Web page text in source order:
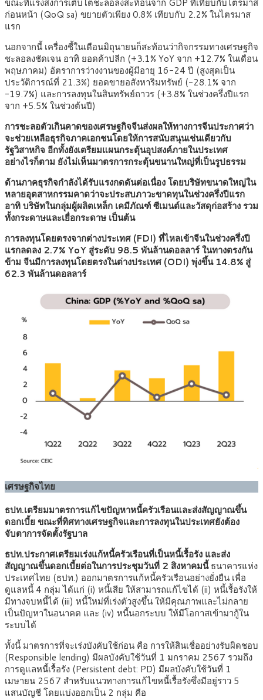
ขณะที่แรงส่งการเติบโตชะลอลงสะท้อนจาก GDP ที่เทียบกับไตรมาส
ก่อนหน้า (QoQ sa) ขยายตัวเพียง 0.8% เทียบกับ 2.2% ในไตรมาส
แรก
นอกจากนี้ เครื่องชี้ในเดือนมิถุนายนก็สะท้อนว่ากิจกรรมทางเศรษฐกิจ
ชะลอลงชัดเจน อาทิ ยอดค้าปลีก (+3.1% YoY จาก +12.7% ในเดือน
พฤษภาคม) อัตราการว่างงานของผู้มีอายุ 16-24 ปี (สูงสุดเป็น
ประวัติการณ์ที่ 21.3%) ยอดขายอสังหาริมทรัพย์ (-28.1% จาก
-19.7%) และการลงทุนในสินทรัพย์ถาวร (+3.8% ในช่วงครึ่งปีแรก
จาก +5.5% ในช่วงต้นปี)
การชะลอตัวเกินคาดของเศรษฐกิจจีนส่งผลให้ทางการจีนประกาศว่า
จะช่วยเหลือธุรกิจภาคเอกชนโดยให้การสนับสนุนเช่นเดียวกับ
รัฐวิสาหกิจ อีกทั้งยังเตรียมแผนกระตุ้นอุปสงค์ภายในประเทศ
อย่างไรก็ตาม ยังไม่เห็นมาตรการกระตุ้นขนานใหญ่ที่เป็นรูปธรรม
ด้านภาคธุรกิจกำลังได้รับแรงกดดันต่อเนื่อง โดยบริษัทขนาดใหญ่ใน
หลายอุตสาหกรรมคาดว่าจะประสบภาวะขาดทุนในช่วงครึ่งปีแรก
อาทิ บริษัทในกลุ่มผู้ผลิตเหล็ก เคมีภัณฑ์ ซีเมนต์และวัสดุก่อสร้าง รวม
ทั้งกระดาษและเยื่อกระดาษ เป็นต้น
การลงทุนโดยตรงจากต่างประเทศ (FDI) ที่ไหลเข้าจีนในช่วงครึ่งปี
แรกลดลง 2.7% YoY สู่ระดับ 98.5 พันล้านดอลลาร์ ในทางตรงกัน
ข้าม จีนมีการลงทุนโดยตรงในต่างประเทศ (ODI) พุ่งขึ้น 14.8% สู่
62.3 พันล้านดอลลาร์
เศรษฐกิจไทย
ธปท.เตรียมมาตรการแก้ไขปัญหาหนี้ครัวเรือนและส่งสัญญาณขึ้น
ดอกเบี้ย ขณะที่ทิศทางเศรษฐกิจและการลงทุนในประเทศยังต้อง
จับตาการจัดตั้งรัฐบาล
ธปท.ประกาศเตรียมเร่งแก้หนี้ครัวเรือนที่เป็นหนี้เรื้อรัง และส่ง
สัญญาณขึ้นดอกเบี้ยต่อในการประชุมวันที่ 2 สิงหาคมนี้ธนาคารแห่ง
ประเทศไทย (ธปท.) ออกมาตรการแก้หนี้ครัวเรือนอย่างยั่งยืน เพื่อ
ดูแลหนี้ 4 กลุ่ม ได้แก่ (i) หนี้เสีย ให้สามารถแก้ไขได้ (ii) หนี้เรื้อรังให้
มีทางจบหนี้ได้ (iii) หนี้ใหม่ที่เร่งตัวสูงขึ้น ให้มีคุณภาพและไม่กลาย
เป็นปัญหาในอนาคต และ (iv) หนี้นอกระบบ ให้มีโอกาสเข้ามากู้ใน
ระบบได้
ทั้งนี้ มาตรการที่จะเร่งบังคับใช้ก่อน คือ การให้สินเชื่ออย่างรับผิดชอบ
(Responsible lending) มีผลบังคับใช้วันที่ 1 มกราคม 2567 รวมถึง
การดูแลหนี้เรื้อรัง (Persistent debt: PD) มีผลบังคับใช้วันที่ 1
เมษายน 2567 สำหรับแนวทางการแก้ไขหนี้เรื้อรังซึ่งมีอยู่ราว 5
แสนบัญชี โดยแบ่งออกเป็น 2 กลุ่ม คือ